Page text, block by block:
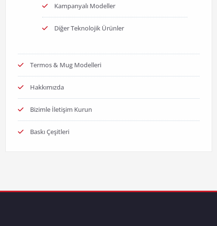
Kampanyalı Modeller
Diğer Teknolojik Ürünler
Termos & Mug Modelleri
Hakkımızda
Bizimle İletişim Kurun
Baskı Çeşitleri